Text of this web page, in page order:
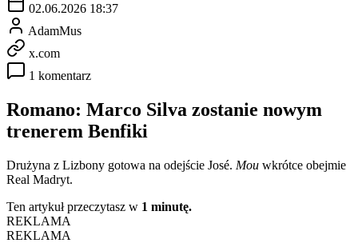
02.06.2026 18:37
AdamMus
x.com
1 komentarz
Romano: Marco Silva zostanie nowym
trenerem Benfiki
Drużyna z Lizbony gotowa na odejście José. Mou wkrótce obejmie
Real Madryt.
Ten artykuł przeczytasz w 1 minutę.
REKLAMA
REKLAMA